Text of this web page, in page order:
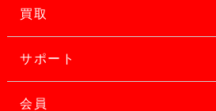
買取
サポート
会員